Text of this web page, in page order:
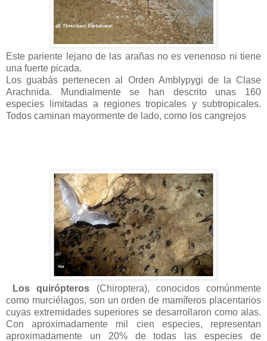
Este pariente lejano de las arañas no es venenoso ni tiene
una fuerte picada.
Los guabás pertenecen al Orden Amblypygi de la Clase
Arachnida. Mundialmente se han descrito unas 160
especies limitadas a regiones tropicales y subtropicales.
Todos caminan mayormente de lado, como los cangrejos
Los quirópteros (Chiroptera), conocidos comúnmente
como murciélagos, son un orden de mamíferos placentarios
cuyas extremidades superiores se desarrollaron como alas.
Con aproximadamente mil cien especies, representan
aproximadamente un 20% de todas las especies de